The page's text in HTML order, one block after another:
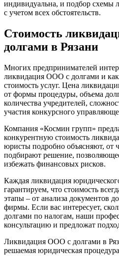
индивидуальна, и подбор схемы
с учетом всех обстоятельств.
Стоимость
долгами в Рязани
Многих предпринимателей
ликвидация ООО с долгами и
стоимость услуг. Цена
от формы процедуры, объема
количества учредителей,
участия конкурсного
Компания «Космин групп»
конкурентную стоимость
юристы подробно объясняют, от
подбирают решение,
избежать финансовых рисков.
Каждая ликвидация
гарантируем, что стоимость
этапы – от анализа документов
фирмы. Если вас интересует,
долгами по налогам, наши
консультацию и предложат
Ликвидация ООО с долгами в
решаемая юридическая